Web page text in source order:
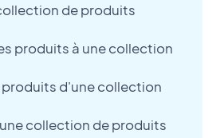
de produits
produits à une collection
produits d'une collection
collection de produits